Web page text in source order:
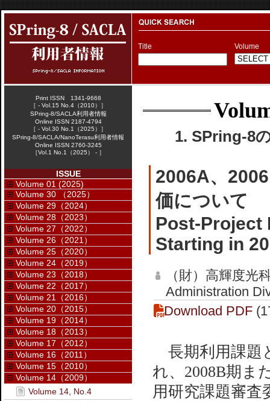
Title Volume
1. SPring-8
2006A、
価について
Post-Project
Starting in
（財）高輝度
Administration
Download PDF
長期利用課題
れ、2008B期ま
用研究課題審査
Print ISSN 1341-9668
［ - Vol.15 No.4（2010）］
SPring-8/SACLA利用者情報
Online ISSN 2187-4794
［ - Vol.30 No.1（2025）］
SPring-8/SACLA/NanoTerasu利用者情報
Online ISSN 2760-3245
［Vol.1 No.1（2025） - ］
ISSUE
Volume 01 (2025)
Volume 30 （2025）
Volume 29（2024）
Volume 28（2023）
Volume 27（2022）
Volume 26（2021）
Volume 25（2020）
Volume 24（2019）
Volume 23（2018）
Volume 22（2017）
Volume 21（2016）
Volume 20（2015）
Volume 19（2014）
Volume 18（2013）
Volume 17（2012）
Volume 16（2011）
Volume 15（2010）
Volume 14（2009）
Volume 14, No.4